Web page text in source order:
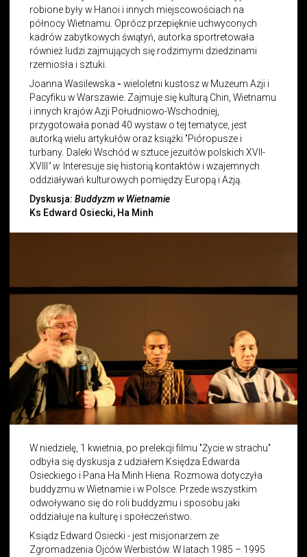
robione były w Hanoi i innych miejscowościach na
północy Wietnamu. Oprócz przepięknie uchwyconych
kadrów zabytkowych świątyń, autorka sportretowała
również ludzi zajmujących się rodzimymi dziedzinami
rzemiosła i sztuki.
Joanna Wasilewska -wieloletni kustosz w Muzeum Azji i
Pacyfiku w Warszawie. Zajmuje się kulturą Chin, Wietnamu
i innych krajów Azji Południowo-Wschodniej,
przygotowała ponad 40 wystaw o tej tematyce, jest
autorką wielu artykułów oraz książki "Pióropusze i
turbany. Daleki Wschód w sztuce jezuitów polskich XVII-
XVIII " w. Interesuje się historią kontaktów i wzajemnych
oddziaływań kulturowych pomiędzy Europą i Azją.
Dyskusja:Buddyzm w Wietnamie
Ks Edward Osiecki, Ha Minh
W niedzielę, 1 kwietnia, po prelekcji filmu "Życie w strachu"
odbyła się dyskusja z udziałem Księdza Edwarda
Osieckiego i Pana Ha Minh Hiena. Rozmowa dotyczyła
buddyzmu w Wietnamie i w Polsce. Przede wszystkim
odwoływano się do roli buddyzmu i sposobu jaki
oddziałuje na kulturę i społeczeństwo.
Ksiądz Edward Osiecki - jest misjonarzem ze
Zgromadzenia Ojców Werbistów. W latach 1985 – 1995